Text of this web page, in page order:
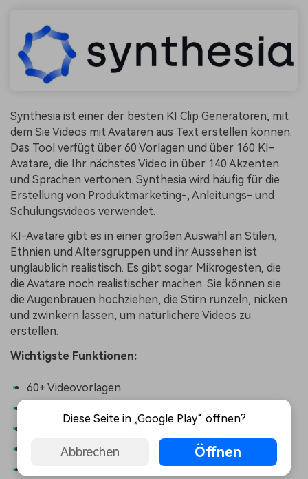
Synthesia ist einer der besten KI Clip Generatoren, mit
dem Sie Videos mit Avataren aus Text erstellen können.
Das Tool verfügt über 60 Vorlagen und über 160 KI-
Avatare, die Ihr nächstes Video in über 140 Akzenten
und Sprachen vertonen. Synthesia wird häufig für die
Erstellung von Produktmarketing-, Anleitungs- und
Schulungsvideos verwendet.
KI-Avatare gibt es in einer großen Auswahl an Stilen,
Ethnien und Altersgruppen und ihr Aussehen ist
unglaublich realistisch. Es gibt sogar Mikrogesten, die
die Avatare noch realistischer machen. Sie können sie
die Augenbrauen hochziehen, die Stirn runzeln, nicken
und zwinkern lassen, um natürlichere Videos zu
erstellen.
Wichtigste Funktionen:
60+ Videovorlagen.
160+ vorgefertigte KI-Avatare.
140+ verschiedene Stimmen.
Diese Seite in „Google Play“ öffnen?
Abbrechen Öffnen